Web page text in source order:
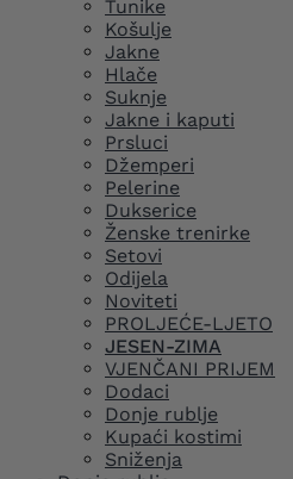
Tunike
Košulje
Jakne
Hlače
Suknje
Jakne i kaputi
Prsluci
Džemperi
Pelerine
Dukserice
Ženske trenirke
Setovi
Odijela
Noviteti
PROLJEĆE-LJETO
JESEN-ZIMA
VJENČANI PRIJEM
Dodaci
Donje rublje
Kupaći kostimi
Sniženja